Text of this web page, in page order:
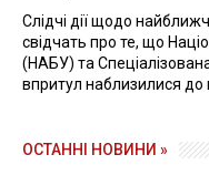
Слідчі дії щодо
свідчать про те, що
(НАБУ) та
впритул наблизилися до
ОСТАННІ НОВИНИ »